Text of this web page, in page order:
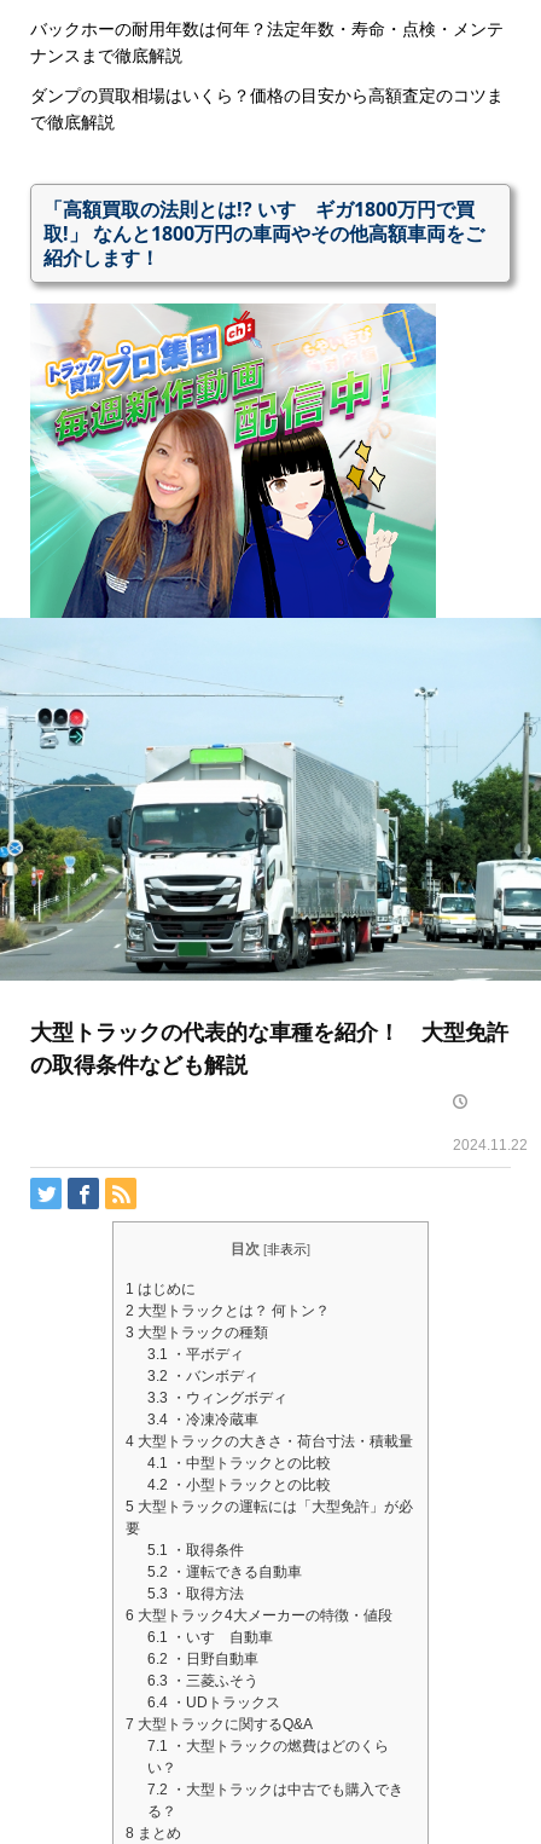
大型トラックの代表的な車種を紹介！ 大型免許
の取得条件なども解説
2024.11.22
目次 [非表示]
1 はじめに
2 大型トラックとは？ 何トン？
3 大型トラックの種類
3.1 ・平ボディ
3.2 ・バンボディ
3.3 ・ウィングボディ
3.4 ・冷凍冷蔵車
4 大型トラックの大きさ・荷台寸法・積載量
4.1 ・中型トラックとの比較
4.2 ・小型トラックとの比較
5 大型トラックの運転には「大型免許」が必
要
5.1 ・取得条件
5.2 ・運転できる自動車
5.3 ・取得方法
6 大型トラック4大メーカーの特徴・値段
6.1 ・いすゞ自動車
6.2 ・日野自動車
6.3 ・三菱ふそう
6.4 ・UDトラックス
7 大型トラックに関するQ&A
7.1 ・大型トラックの燃費はどのくら
い？
7.2 ・大型トラックは中古でも購入でき
る？
8 まとめ
バックホーの耐用年数は何年？法定年数・寿命・点検・メンテ
ナンスまで徹底解説
ダンプの買取相場はいくら？価格の目安から高額査定のコツま
で徹底解説
「高額買取の法則とは!? いすゞギガ1800万円で買
取!」 なんと1800万円の車両やその他高額車両をご
紹介します！